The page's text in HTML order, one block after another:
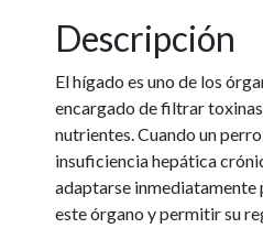
Descripción
El hígado es uno de los
encargado de filtrar
nutrientes. Cuando un
insuficiencia hepática
adaptarse inmediatamente
este órgano y permitir su